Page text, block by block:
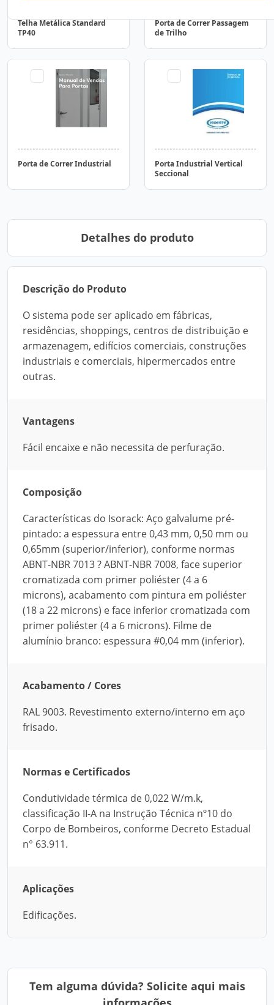
Telha Metálica Standard
TP40
Porta de Correr Passagem
de Trilho
Porta de Correr Industrial
Porta Industrial Vertical
Seccional
Detalhes do produto
Descrição do Produto
O sistema pode ser aplicado em fábricas,
residências, shoppings, centros de distribuição e
armazenagem, edifícios comerciais, construções
industriais e comerciais, hipermercados entre
outras.
Vantagens
Fácil encaixe e não necessita de perfuração.
Composição
Características do Isorack: Aço galvalume pré-
pintado: a espessura entre 0,43 mm, 0,50 mm ou
0,65mm (superior/inferior), conforme normas
ABNT-NBR 7013 ? ABNT-NBR 7008, face superior
cromatizada com primer poliéster (4 a 6
microns), acabamento com pintura em poliéster
(18 a 22 microns) e face inferior cromatizada com
primer poliéster (4 a 6 microns). Filme de
alumínio branco: espessura #0,04 mm (inferior).
Acabamento / Cores
RAL 9003. Revestimento externo/interno em aço
frisado.
Normas e Certificados
Condutividade térmica de 0,022 W/m.k,
classificação II-A na Instrução Técnica nº10 do
Corpo de Bombeiros, conforme Decreto Estadual
n° 63.911.
Aplicações
Edificações.
Tem alguma dúvida? Solicite aqui mais